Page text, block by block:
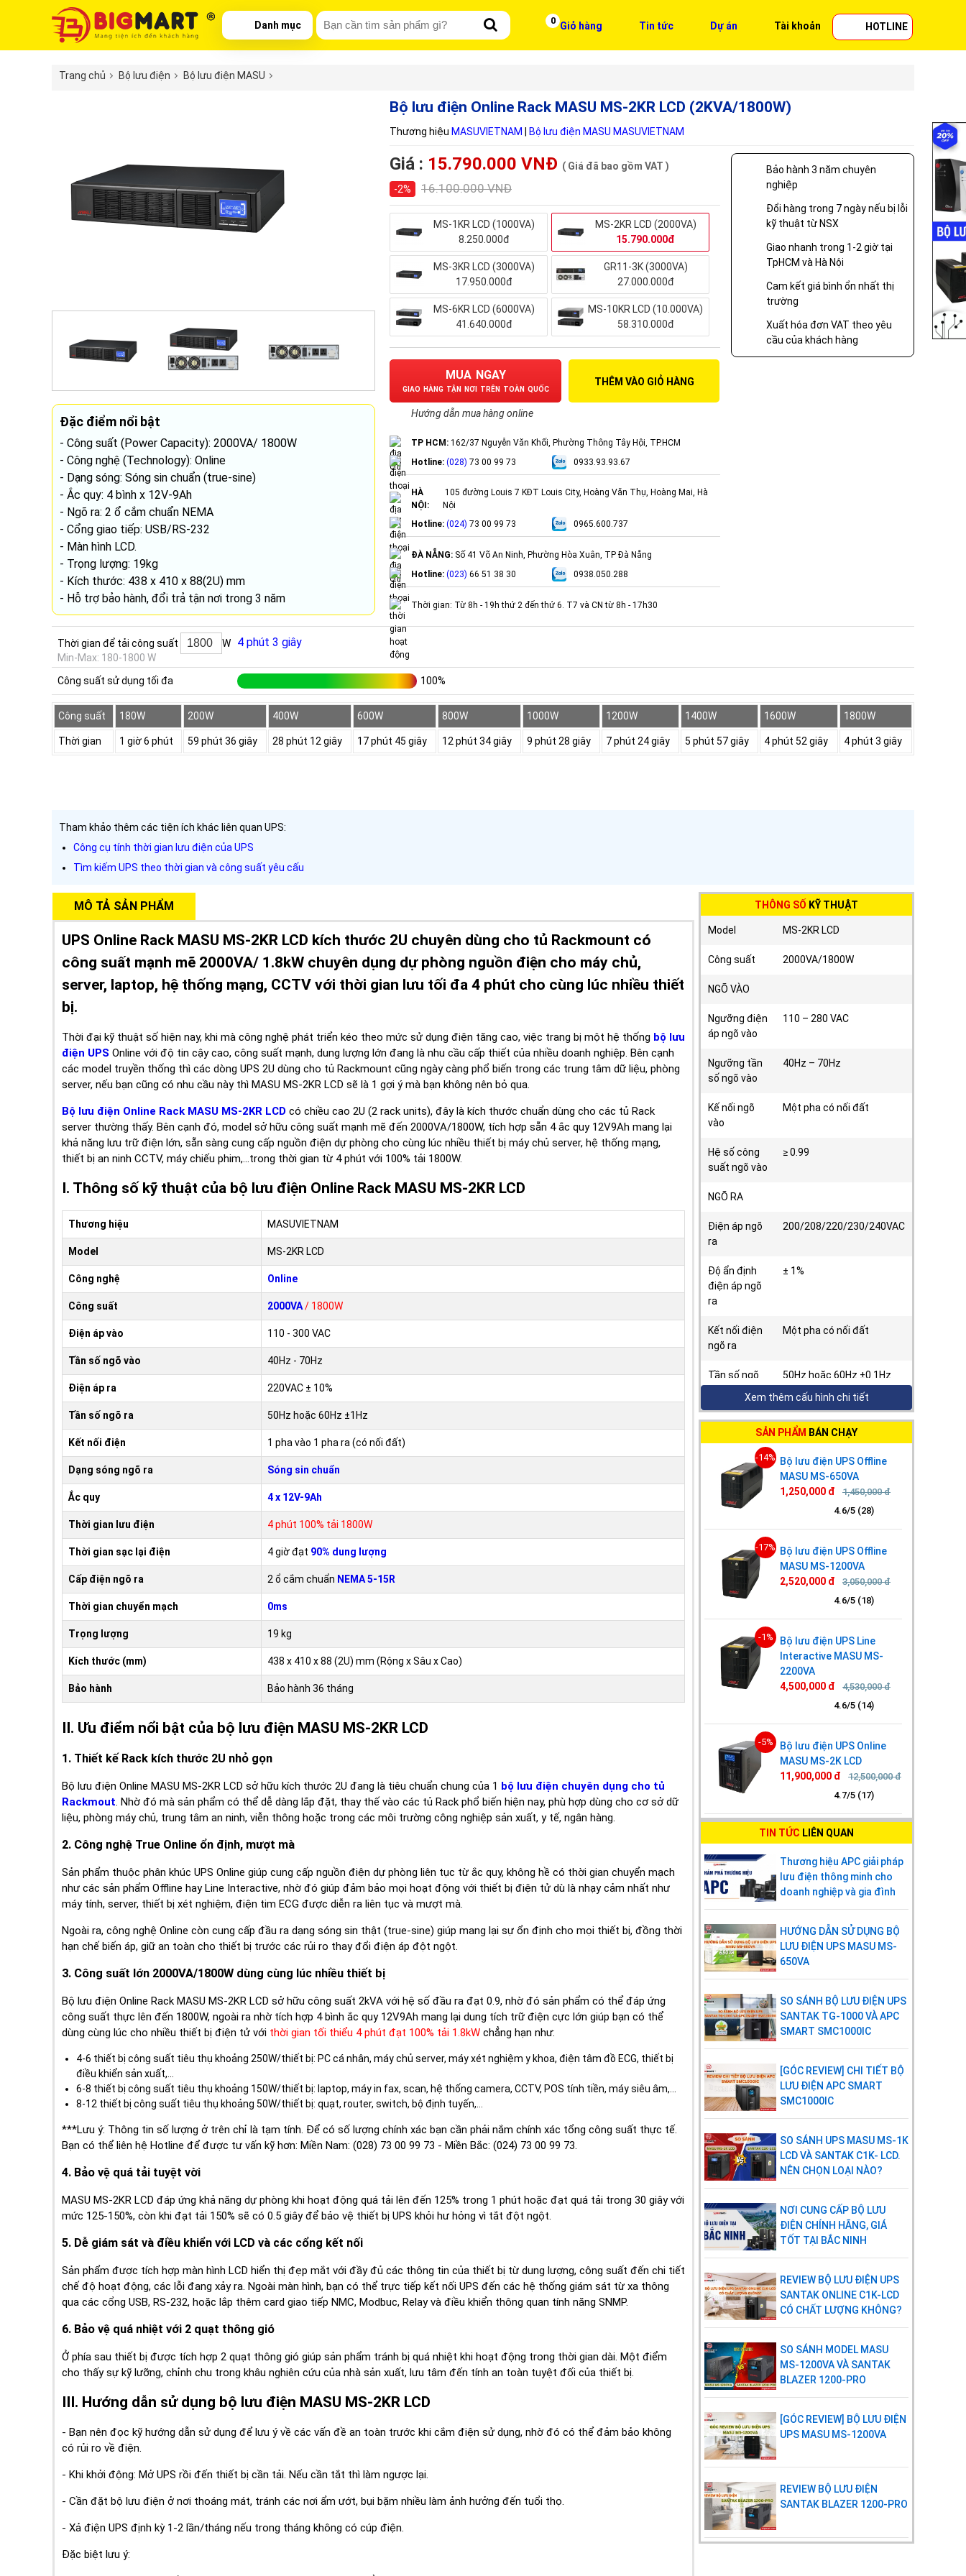
Danh mục 0 Giỏ hàng Tin tức Dự án Tài khoản HOTLINE
Trang chủ Bộ lưu điện Bộ lưu điện MASU
Đặc điểm nổi bật
- Công suất (Power Capacity): 2000VA/ 1800W
- Công nghệ (Technology): Online
- Dạng sóng: Sóng sin chuẩn (true-sine)
- Ắc quy: 4 bình x 12V-9Ah
- Ngõ ra: 2 ổ cắm chuẩn NEMA
- Cổng giao tiếp: USB/RS-232
- Màn hình LCD.
- Trọng lượng: 19kg
- Kích thước: 438 x 410 x 88(2U) mm
- Hỗ trợ bảo hành, đổi trả tận nơi trong 3 năm
Bộ lưu điện Online Rack MASU MS-2KR LCD (2KVA/1800W)
Thương hiệu MASUVIETNAM | Bộ lưu điện MASU MASUVIETNAM
Giá : 15.790.000 VNĐ ( Giá đã bao gồm VAT )
-2%
16.100.000 VNĐ
MS-1KR LCD (1000VA)
8.250.000đ
MS-2KR LCD (2000VA)
15.790.000đ
MS-3KR LCD (3000VA)
17.950.000đ
GR11-3K (3000VA)
27.000.000đ
MS-6KR LCD (6000VA)
41.640.000đ
MS-10KR LCD (10.000VA)
58.310.000đ
MUA NGAY
GIAO HÀNG TẬN NƠI TRÊN TOÀN QUỐC
THÊM VÀO GIỎ HÀNG
Hướng dẫn mua hàng online
TP HCM: 162/37 Nguyễn Văn Khối, Phường Thông Tây Hội, TP.HCM
Hotline: (028) 73 00 99 73 0933.93.93.67
HÀ
NỘI:
105 đường Louis 7 KĐT Louis City, Hoàng Văn Thụ, Hoàng Mai, Hà
Nội
Hotline: (024) 73 00 99 73 0965.600.737
ĐÀ NẴNG: Số 41 Võ An Ninh, Phường Hòa Xuân, TP Đà Nẵng
Hotline: (023) 66 51 38 30 0938.050.288
Thời gian: Từ 8h - 19h thứ 2 đến thứ 6. T7 và CN từ 8h - 17h30
Bảo hành 3 năm chuyên
nghiệp
Đổi hàng trong 7 ngày nếu bị lỗi
kỹ thuật từ NSX
Giao nhanh trong 1-2 giờ tại
TpHCM và Hà Nội
Cam kết giá bình ổn nhất thị
trường
Xuất hóa đơn VAT theo yêu
cầu của khách hàng
Thời gian để tải công suất
W
Min-Max: 180-1800 W
4 phút 3 giây
Công suất sử dụng tối đa 100%
Công suất 180W 200W 400W 600W 800W 1000W 1200W 1400W 1600W 1800W
Thời gian 1 giờ 6 phút 59 phút 36 giây 28 phút 12 giây 17 phút 45 giây 12 phút 34 giây 9 phút 28 giây 7 phút 24 giây 5 phút 57 giây 4 phút 52 giây 4 phút 3 giây
Tham khảo thêm các tiện ích khác liên quan UPS:
Công cụ tính thời gian lưu điện của UPS
Tìm kiếm UPS theo thời gian và công suất yêu cấu
MÔ TẢ SẢN PHẨM
UPS Online Rack MASU MS-2KR LCD kích thước 2U chuyên dùng cho tủ Rackmount có
công suất mạnh mẽ 2000VA/ 1.8kW chuyên dụng dự phòng nguồn điện cho máy chủ,
server, laptop, hệ thống mạng, CCTV với thời gian lưu tối đa 4 phút cho cùng lúc nhiều thiết
bị.
Thời đại kỹ thuật số hiện nay, khi mà công nghệ phát triển kéo theo mức sử dụng điện tăng cao, việc trang bị một hệ thống bộ lưu
điện UPS Online với độ tin cậy cao, công suất mạnh, dung lượng lớn đang là nhu cầu cấp thiết của nhiều doanh nghiệp. Bên cạnh
các model truyền thống thì các dòng UPS 2U dùng cho tủ Rackmount cũng ngày càng phổ biến trong các trung tâm dữ liệu, phòng
server, nếu bạn cũng có nhu cầu này thì MASU MS-2KR LCD sẽ là 1 gợi ý mà bạn không nên bỏ qua.
Bộ lưu điện Online Rack MASU MS-2KR LCD có chiều cao 2U (2 rack units), đây là kích thước chuẩn dùng cho các tủ Rack
server thường thấy. Bên cạnh đó, model sở hữu công suất mạnh mẽ đến 2000VA/1800W, tích hợp sẵn 4 ắc quy 12V9Ah mang lại
khả năng lưu trữ điện lớn, sẵn sàng cung cấp nguồn điện dự phòng cho cùng lúc nhiều thiết bị máy chủ server, hệ thống mạng,
thiết bị an ninh CCTV, máy chiếu phim,...trong thời gian từ 4 phút với 100% tải 1800W.
I. Thông số kỹ thuật của bộ lưu điện Online Rack MASU MS-2KR LCD
Thương hiệu MASUVIETNAM
Model MS-2KR LCD
Công nghệ Online
Công suất 2000VA/ 1800W
Điện áp vào 110 - 300 VAC
Tần số ngõ vào 40Hz - 70Hz
Điện áp ra 220VAC ± 10%
Tần số ngõ ra 50Hz hoặc 60Hz ±1Hz
Kết nối điện 1 pha vào 1 pha ra (có nối đất)
Dạng sóng ngõ ra Sóng sin chuẩn
Ắc quy 4 x 12V-9Ah
Thời gian lưu điện 4 phút 100% tải 1800W
Thời gian sạc lại điện 4 giờ đạt 90% dung lượng
Cấp điện ngõ ra 2 ổ cắm chuẩn NEMA 5-15R
Thời gian chuyển mạch 0ms
Trọng lượng 19 kg
Kích thước (mm) 438 x 410 x 88 (2U) mm (Rộng x Sâu x Cao)
Bảo hành Bảo hành 36 tháng
II. Ưu điểm nổi bật của bộ lưu điện MASU MS-2KR LCD
1. Thiết kế Rack kích thước 2U nhỏ gọn
Bộ lưu điện Online MASU MS-2KR LCD sở hữu kích thước 2U đang là tiêu chuẩn chung của 1 bộ lưu điện chuyên dụng cho tủ
Rackmout . Nhờ đó mà sản phẩm có thể dễ dàng lắp đặt, thay thế vào các tủ Rack phổ biến hiện nay, phù hợp dùng cho cơ sở dữ
liệu, phòng máy chủ, trung tâm an ninh, viễn thông hoặc trong các môi trường công nghiệp sản xuất, y tế, ngân hàng.
2. Công nghệ True Online ổn định, mượt mà
Sản phẩm thuộc phân khúc UPS Online giúp cung cấp nguồn điện dự phòng liên tục từ ắc quy, không hề có thời gian chuyển mạch
như các sản phẩm Offline hay Line Interactive, nhờ đó giúp đảm bảo mọi hoạt động với thiết bị điện tử dù là nhạy cảm nhất như
máy tính, server, thiết bị xét nghiệm, điện tim ECG được diễn ra liên tục và mượt mà.
Ngoài ra, công nghệ Online còn cung cấp đầu ra dạng sóng sin thật (true-sine) giúp mang lại sự ổn định cho mọi thiết bị, đồng thời
hạn chế biến áp, giữ an toàn cho thiết bị trước các rủi ro thay đổi điện áp đột ngột.
3. Công suất lớn 2000VA/1800W dùng cùng lúc nhiều thiết bị
Bộ lưu điện Online Rack MASU MS-2KR LCD sở hữu công suất 2kVA với hệ số đầu ra đạt 0.9, nhờ đó sản phẩm có thể đáp ứng
công suất thực lên đến 1800W, ngoài ra nhờ tích hợp 4 bình ắc quy 12V9Ah mang lại dung tích trữ điện cực lớn giúp bạn có thể
dùng cùng lúc cho nhiều thiết bị điện tử với thời gian tối thiểu 4 phút đạt 100% tải 1.8kW chẳng hạn như:
4-6 thiết bị công suất tiêu thụ khoảng 250W/thiết bị: PC cá nhân, máy chủ server, máy xét nghiệm y khoa, điện tâm đồ ECG, thiết bị
điều khiển sản xuất,...
6-8 thiết bị công suất tiêu thụ khoảng 150W/thiết bị: laptop, máy in fax, scan, hệ thống camera, CCTV, POS tính tiền, máy siêu âm,...
8-12 thiết bị công suất tiêu thụ khoảng 50W/thiết bị: quạt, router, switch, bộ định tuyến,...
***Lưu ý: Thông tin số lượng ở trên chỉ là tạm tính. Để có số lượng chính xác bạn cần phải nắm chính xác tổng công suất thực tế.
Bạn có thể liên hệ Hotline để được tư vấn kỹ hơn: Miền Nam: (028) 73 00 99 73 - Miền Bắc: (024) 73 00 99 73.
4. Bảo vệ quá tải tuyệt vời
MASU MS-2KR LCD đáp ứng khả năng dự phòng khi hoạt động quá tải lên đến 125% trong 1 phút hoặc đạt quá tải trong 30 giây với
mức 125-150%, còn khi đạt tải 150% sẽ có 0.5 giây để bảo vệ thiết bị UPS khỏi hư hỏng vì tắt đột ngột.
5. Dễ giám sát và điều khiển với LCD và các cổng kết nối
Sản phẩm được tích hợp màn hình LCD hiển thị đẹp mắt với đầy đủ các thông tin của thiết bị từ dung lượng, công suất đến chi tiết
chế độ hoạt động, các lỗi đang xảy ra. Ngoài màn hình, bạn có thể trực tiếp kết nối UPS đến các hệ thống giám sát từ xa thông
qua các cổng USB, RS-232, hoặc lắp thêm card giao tiếp NMC, Modbuc, Relay và điều khiển thông quan tính năng SNMP.
6. Bảo vệ quá nhiệt với 2 quạt thông gió
Ở phía sau thiết bị được tích hợp 2 quạt thông gió giúp sản phẩm tránh bị quá nhiệt khi hoạt động trong thời gian dài. Một điểm
cho thấy sự kỹ lưỡng, chỉnh chu trong khâu nghiên cứu của nhà sản xuất, lưu tâm đến tính an toàn tuyệt đối của thiết bị.
III. Hướng dẫn sử dụng bộ lưu điện MASU MS-2KR LCD
- Bạn nên đọc kỹ hướng dẫn sử dụng để lưu ý về các vấn đề an toàn trước khi cắm điện sử dụng, nhờ đó có thể đảm bảo không
có rủi ro về điện.
- Khi khởi động: Mở UPS rồi đến thiết bị cần tải. Nếu cần tắt thì làm ngược lại.
- Cần đặt bộ lưu điện ở nơi thoáng mát, tránh các nơi ẩm ướt, bụi bặm nhiều làm ảnh hưởng đến tuổi thọ.
- Xả điện UPS định kỳ 1-2 lần/tháng nếu trong tháng không có cúp điện.
Đặc biệt lưu ý:
THÔNG SỐ KỸ THUẬT
Model MS-2KR LCD
Công suất 2000VA/1800W
NGÕ VÀO
Ngưỡng điện
áp ngõ vào
110 – 280 VAC
Ngưỡng tần
số ngõ vào
40Hz – 70Hz
Kế nối ngõ
vào
Một pha có nối đất
Hệ số công
suất ngõ vào
≥ 0.99
NGÕ RA
Điện áp ngõ
ra
200/208/220/230/240VAC
Độ ẩn định
điện áp ngõ
ra
± 1%
Kết nối điện
ngõ ra
Một pha có nối đất
Tần số ngõ
50Hz hoặc 60Hz ±0.1Hz
THD ngõ ra
≤ 3% (Tải tuyến tính)
≤ 6% (Tải phi tuyến tính)
Thời gian
chuyển
mạch
0 ms
Khả năng
quá tải
1 phút 105 – 125% tải
30 giây 125 – 150% tải
0.5 giây > 150% tải
Hiệu suất ắc
quy
87%
Dung lượng
ắc quy
Số lượng ắc
quy
4
Thời gian
4 giờ đạt 90% dung lượng
Dòng sạc 1A
Điện áp sạc 54.7 VDC ± 1%
MÀN HÌNH HIỂN THỊ
Màn hình
LCD
Công suất tải, dung lượng
ắc quy, chế độ điện lưới,
chế độ ắc quy, chế độ
bypass, chỉ báo lỗi
CẢNH BÁO CHUÔNG
quy
Ắc quy yếu 1 giây 1 beep
Quá tải 1 giây 2 beep
UPS lỗi Beep liên tục
GIAO TIẾP
Cổng giao
tiếp
USB/RS-232
rộng
Relay Card
THÔNG SỐ VẬT LÝ
sản phẩm
(Rộng x Sâu x Cao)
Trọng lượng
sản phẩm
(Kg)
19 Kg
Xem thêm cấu hình chi tiết
SẢN PHẨM BÁN CHẠY
-14% Bộ lưu điện UPS Offline
MASU MS-650VA
1,250,000 đ
1,450,000 đ
4.6/5 (28)
-17% Bộ lưu điện UPS Offline
MASU MS-1200VA
2,520,000 đ
3,050,000 đ
4.6/5 (18)
-1%
Bộ lưu điện UPS Line
Interactive MASU MS-
2200VA
4,500,000 đ
4,530,000 đ
4.6/5 (14)
-5%
Bộ lưu điện UPS Online
MASU MS-2K LCD
11,900,000 đ
12,500,000 đ
4.7/5 (17)
TIN TỨC LIÊN QUAN
Thương hiệu APC giải pháp
lưu điện thông minh cho
doanh nghiệp và gia đình
HƯỚNG DẪN SỬ DỤNG BỘ
LƯU ĐIỆN UPS MASU MS-
650VA
SO SÁNH BỘ LƯU ĐIỆN UPS
SANTAK TG-1000 VÀ APC
SMART SMC1000IC
[GÓC REVIEW] CHI TIẾT BỘ
LƯU ĐIỆN APC SMART
SMC1000IC
SO SÁNH UPS MASU MS-1K
LCD VÀ SANTAK C1K- LCD.
NÊN CHỌN LOẠI NÀO?
NƠI CUNG CẤP BỘ LƯU
ĐIỆN CHÍNH HÃNG, GIÁ
TỐT TẠI BẮC NINH
REVIEW BỘ LƯU ĐIỆN UPS
SANTAK ONLINE C1K-LCD
CÓ CHẤT LƯỢNG KHÔNG?
SO SÁNH MODEL MASU
MS-1200VA VÀ SANTAK
BLAZER 1200-PRO
[GÓC REVIEW] BỘ LƯU ĐIỆN
UPS MASU MS-1200VA
REVIEW BỘ LƯU ĐIỆN
SANTAK BLAZER 1200-PRO